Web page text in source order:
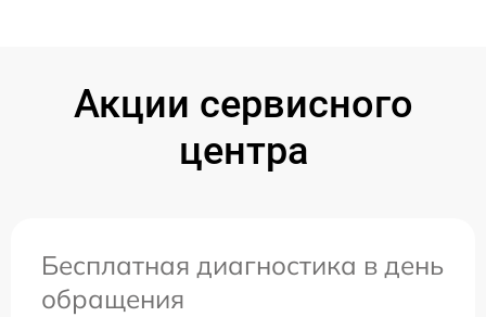
Акции сервисного
центра
Бесплатная диагностика в день
обращения